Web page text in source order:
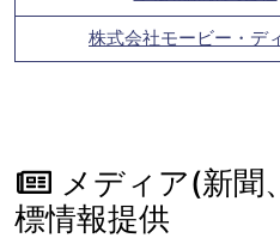
株式会社モービー・デ
メディア(新聞
標情報提供